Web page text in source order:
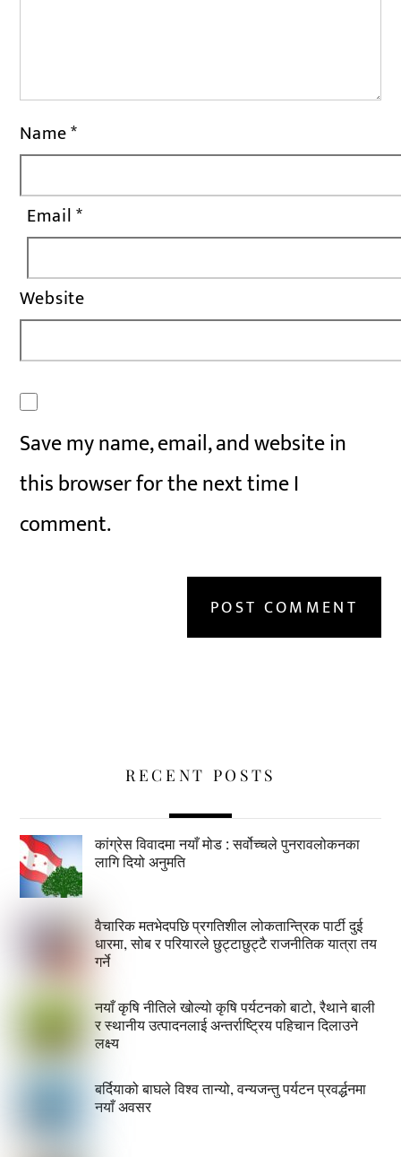
Name*
Email*
Website
Save my name, email, and website in
this browser for the next time I
comment.
RECENT POSTS
कांग्रेस विवादमा नयाँ मोड : सर्वोच्चले पुनरावलोकनका
लागि दियो अनुमति
वैचारिक मतभेदपछि प्रगतिशील लोकतान्त्रिक पार्टी दुई
धारमा, सोब र परियारले छुट्टाछुट्टै राजनीतिक यात्रा तय
गर्ने
नयाँ कृषि नीतिले खोल्यो कृषि पर्यटनको बाटो, रैथाने बाली
र स्थानीय उत्पादनलाई अन्तर्राष्ट्रिय पहिचान दिलाउने
लक्ष्य
बर्दियाको बाघले विश्व तान्यो, वन्यजन्तु पर्यटन प्रवर्द्धनमा
नयाँ अवसर